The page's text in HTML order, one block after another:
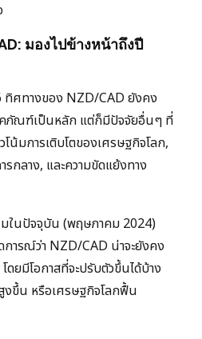
มองไปข้างหน้าถึงปี
ทิศทางของ NZD/CAD ยังคง
ภัณฑ์เป็นหลัก แต่ก็มีปัจจัยอื่นๆ ที่
น้มการเติบโตของเศรษฐกิจโลก,
รกลาง, และความขัดแย้งทาง
มในปัจจุบัน (พฤษภาคม 2024)
การณ์ว่า NZD/CAD น่าจะยังคง
ยมีโอกาสที่จะปรับตัวขึ้นได้บ้าง
งขึ้น หรือเศรษฐกิจโลกฟื้น